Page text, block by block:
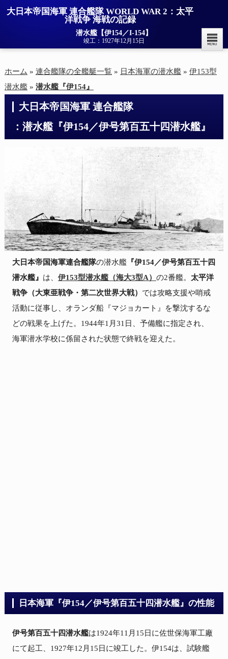
大日本帝国海軍 連合艦隊 WORLD WAR 2：太平
洋戦争 海戦の記録
潜水艦【伊154／I-154】
竣工：1927年12月15日
ホーム » 連合艦隊の全艦艇一覧 » 日本海軍の潜水艦 » 伊153型
潜水艦 » 潜水艦『伊154』
大日本帝国海軍 連合艦隊
：潜水艦『伊154／伊号第百五十四潜水艦』
大日本帝国海軍連合艦隊の潜水艦『伊154／伊号第百五十四
潜水艦』 は、 伊153型潜水艦（海大3型A） の2番艦。 太平洋
戦争（大東亜戦争・第二次世界大戦） では攻略支援や哨戒
活動に従事し、オランダ船『マジョカート』を撃沈するな
どの戦果を上げた。1944年1月31日、予備艦に指定され、
海軍潜水学校に係留された状態で終戦を迎えた。
日本海軍『伊154／伊号第百五十四潜水艦』の性能
伊号第百五十四潜水艦は1924年11月15日に佐世保海軍工廠
にて起工、1927年12月15日に竣工した。伊154は、試験艦